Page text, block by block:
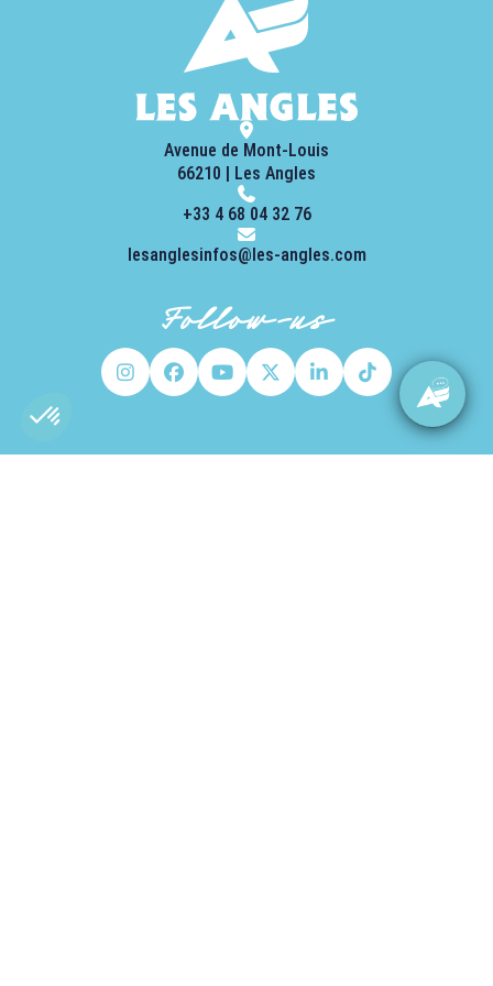
Avenue de Mont-Louis
66210 | Les Angles
+33 4 68 04 32 76
lesanglesinfos@les-angles.com
Follow-us
Subscribe to the newsletters